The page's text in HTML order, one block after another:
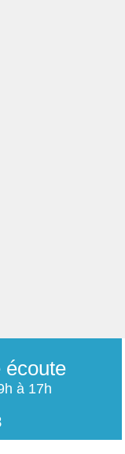
écoute
à 17h